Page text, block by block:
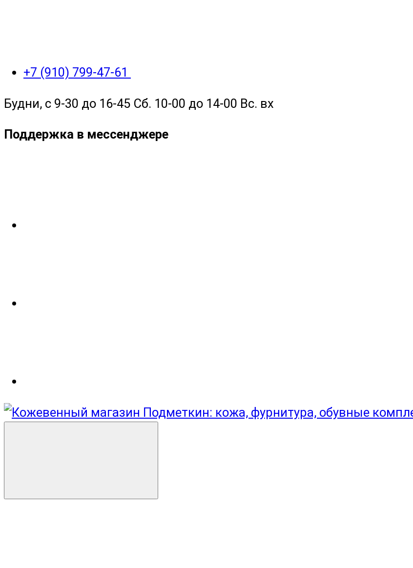
+7 (910) 799-47-61
Будни, с 9-30 до 16-45 Сб. 10-00 до 14-00 Вс. вх
Поддержка в мессенджере